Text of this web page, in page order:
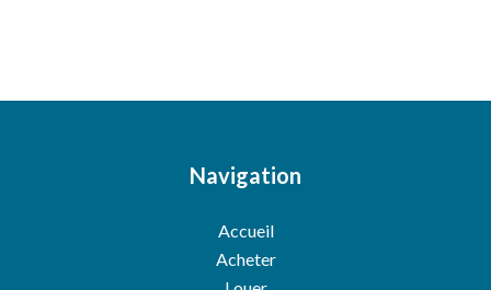
Navigation
Accueil
Acheter